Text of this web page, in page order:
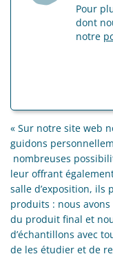
brochures….
impression en ligne.
en tant que l’un des
associé son
société néerlandaise
« Sur notre site web
guidons
nombreuses
leur offrant
salle d’exposition, ils
produits : nous
du produit final et
d’échantillons avec
de les étudier et de
Pour
dont
notre